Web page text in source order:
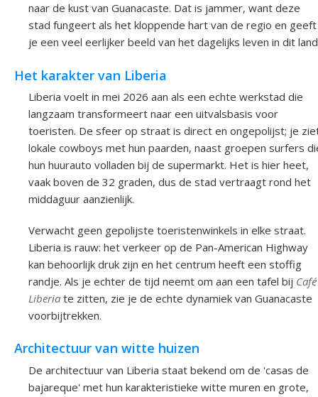
naar de kust van Guanacaste. Dat is jammer, want deze
stad fungeert als het kloppende hart van de regio en geeft
je een veel eerlijker beeld van het dagelijks leven in dit
Het karakter van Liberia
Liberia voelt in mei 2026 aan als een echte werkstad die
langzaam transformeert naar een uitvalsbasis voor
toeristen. De sfeer op straat is direct en ongepolijst; je
lokale cowboys met hun paarden, naast groepen surfers
hun huurauto volladen bij de supermarkt. Het is hier heet,
vaak boven de 32 graden, dus de stad vertraagt rond het
middaguur aanzienlijk.
Verwacht geen gepolijste toeristenwinkels in elke straat.
Liberia is rauw: het verkeer op de Pan-American Highway
kan behoorlijk druk zijn en het centrum heeft een stoffig
randje. Als je echter de tijd neemt om aan een tafel bij Café
Liberia te zitten, zie je de echte dynamiek van Guanacaste
voorbijtrekken.
Architectuur van witte huizen
De architectuur van Liberia staat bekend om de 'casas de
bajareque' met hun karakteristieke witte muren en grote,